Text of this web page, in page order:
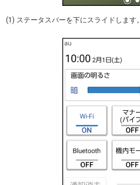
(1) ステータスバーを下にスライドします。